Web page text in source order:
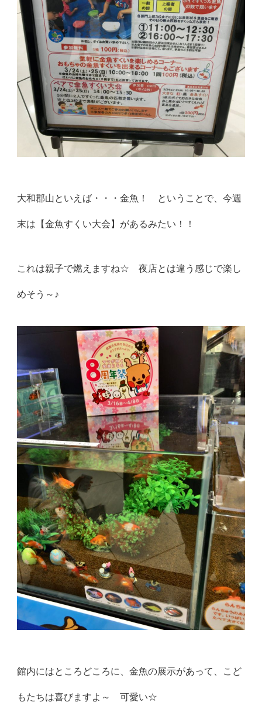
大和郡山といえば・・・金魚！ ということで、今週
末は【金魚すくい大会】があるみたい！！
これは親子で燃えますね☆ 夜店とは違う感じで楽し
めそう～♪
館内にはところどころに、金魚の展示があって、こど
もたちは喜びますよ～ 可愛い☆